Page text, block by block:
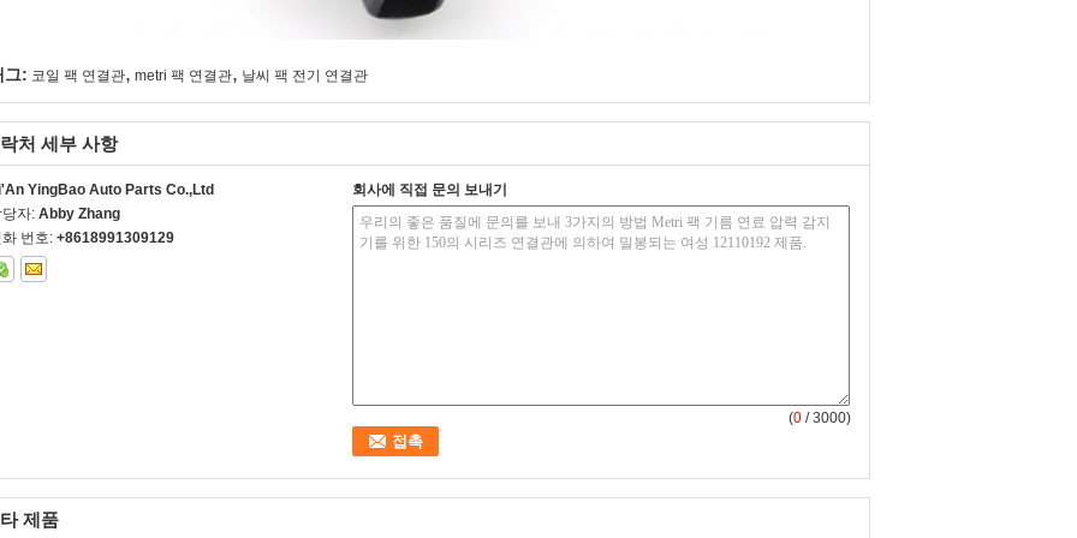
그: 코일 팩 연결관, metri 팩 연결관, 날씨 팩 전기 연결관
처 세부 사항
YingBao Auto Parts Co.,Ltd
당자: Abby Zhang
화 번호: +8618991309129
회사에 직접 문의 보내기
(0 / 3000)
제품